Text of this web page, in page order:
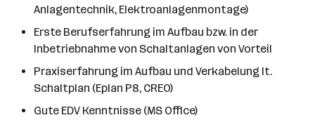
Anlagentechnik, Elektroanlagenmontage)
Erste Berufserfahrung im Aufbau bzw. in der
Inbetriebnahme von Schaltanlagen von Vorteil
Praxiserfahrung im Aufbau und Verkabelung lt.
Schaltplan (Eplan P8, CREO)
Gute EDV Kenntnisse (MS Office)